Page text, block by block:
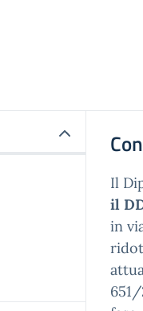
Il
il
in